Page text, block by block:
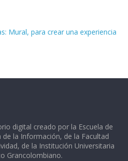
Mural, para crear una experiencia
digital creado por la Escuela de
de la Información, de la Facultad
de la Institución Universitaria
Grancolombiano.​